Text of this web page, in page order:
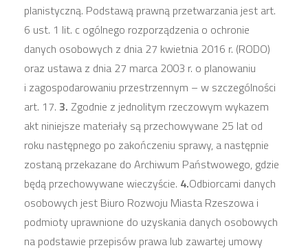
planistyczną. Podstawą prawną przetwarzania jest art.
6 ust. 1 lit. c ogólnego rozporządzenia o ochronie
danych osobowych z dnia 27 kwietnia 2016 r. (RODO)
oraz ustawa z dnia 27 marca 2003 r. o planowaniu
i zagospodarowaniu przestrzennym – w szczególności
art. 17. 3. Zgodnie z jednolitym rzeczowym wykazem
akt niniejsze materiały są przechowywane 25 lat od
roku następnego po zakończeniu sprawy, a następnie
zostaną przekazane do Archiwum Państwowego, gdzie
będą przechowywane wieczyście. 4.Odbiorcami danych
osobowych jest Biuro Rozwoju Miasta Rzeszowa i
podmioty uprawnione do uzyskania danych osobowych
na podstawie przepisów prawa lub zawartej umowy